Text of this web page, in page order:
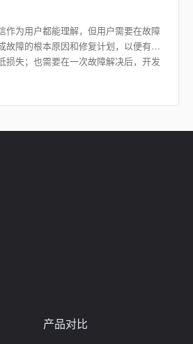
作为用户都能理解，但用户需要在故障
故障的根本原因和修复计划，以便有效
损失；也需要在一次故障解决后，开发
产品对比